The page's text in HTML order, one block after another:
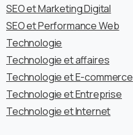
SEO et Marketing Digital
SEO et Performance Web
Technologie
Technologie et affaires
Technologie et E-commerce
Technologie et Entreprise
Technologie et Internet